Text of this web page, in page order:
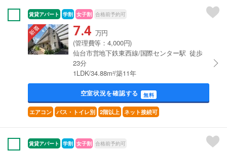
賃貸アパート 学割 女子割 合格前予約可
7.4 万円
(管理費等：4,000円)
仙台市営地下鉄東西線/国際センター駅 徒歩
23分
1LDK/34.88m²/築11年
空室状況を確認する 無料
エアコン バス・トイレ別 2階以上 ネット接続可
賃貸アパート 学割 女子割 合格前予約可